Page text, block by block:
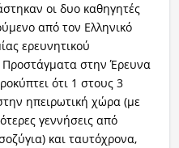
οι δυο καθηγητές
από τον Ελληνικό
ερευνητικού
στην Έρευνα
ότι 1 στους 3
ηπειρωτική χώρα (με
γεννήσεις από
και ταυτόχρονα,